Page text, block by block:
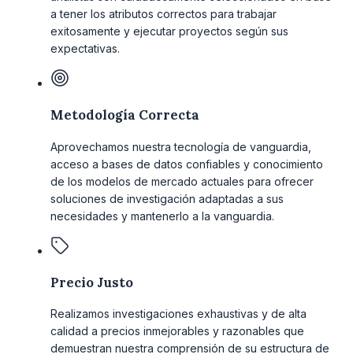
a tener los atributos correctos para trabajar
exitosamente y ejecutar proyectos según sus
expectativas.
Metodología Correcta
Aprovechamos nuestra tecnología de vanguardia,
acceso a bases de datos confiables y conocimiento
de los modelos de mercado actuales para ofrecer
soluciones de investigación adaptadas a sus
necesidades y mantenerlo a la vanguardia.
Precio Justo
Realizamos investigaciones exhaustivas y de alta
calidad a precios inmejorables y razonables que
demuestran nuestra comprensión de su estructura de